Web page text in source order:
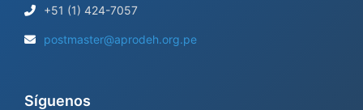
+51 (1) 424-7057
postmaster@aprodeh.org.pe
Síguenos